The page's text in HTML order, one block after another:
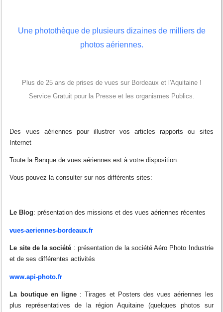
Une photothèque de plusieurs dizaines de milliers de
photos aériennes.
Plus de 25 ans de prises de vues sur Bordeaux et l'Aquitaine !
Service Gratuit pour la Presse et les organismes Publics.
Des vues aériennes pour illustrer vos articles rapports ou sites
Internet
Toute la Banque de vues aériennes est à votre disposition.
Vous pouvez la consulter sur nos différents sites:
Le Blog: présentation des missions et des vues aériennes récentes
vues-aeriennes-bordeaux.fr
Le site de la société : présentation de la société Aéro Photo Industrie
et de ses différentes activités
www.api-photo.fr
La boutique en ligne : Tirages et Posters des vues aériennes les
plus représentatives de la région Aquitaine (quelques photos sur